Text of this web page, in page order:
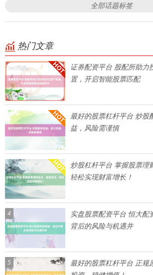
全部话题标签
热门文章
证券配资平台 股配所助力
置，开启智能股票匹配
最好的股票杠杆平台 炒股
益，风险需谨慎
炒股杠杆平台 掌握股票理
轻松实现财富增长！
4
实盘股票配资平台 恒大配
背后的风险与机遇并
5
最好的股票杠杆平台 正规